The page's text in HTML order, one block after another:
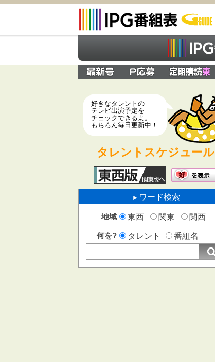
好きなタレントの
テレビ出演予定を
チェックできるよ。
もちろん毎日更新中！
タレントスケジュール
ワード検索
地域 東西 関東 関西
何を? タレント 番組名